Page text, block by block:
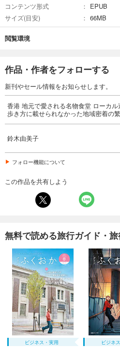
コンテンツ形式
EPUB
サイズ(目安)
66MB
閲覧環境
作品・作者をフォローする
新刊やセール情報をお知らせします。
香港 地元で愛される名物食堂 ローカ
歩き方に載せられなかった地域密着の
鈴木由美子
フォロー機能について
この作品を共有しよう
無料で読める旅行ガイド・
ビジネス・実用 ビジネ